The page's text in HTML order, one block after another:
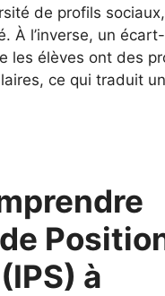
de profils
À l’inverse, un
les élèves ont des
ce qui traduit
à